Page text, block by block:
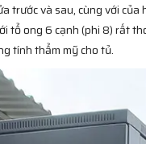
trước và sau, cùng với
tổ ong 6 cạnh (phi 8) rất
tính thẩm mỹ cho tủ.